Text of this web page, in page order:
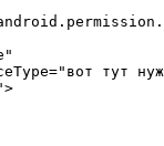
тут